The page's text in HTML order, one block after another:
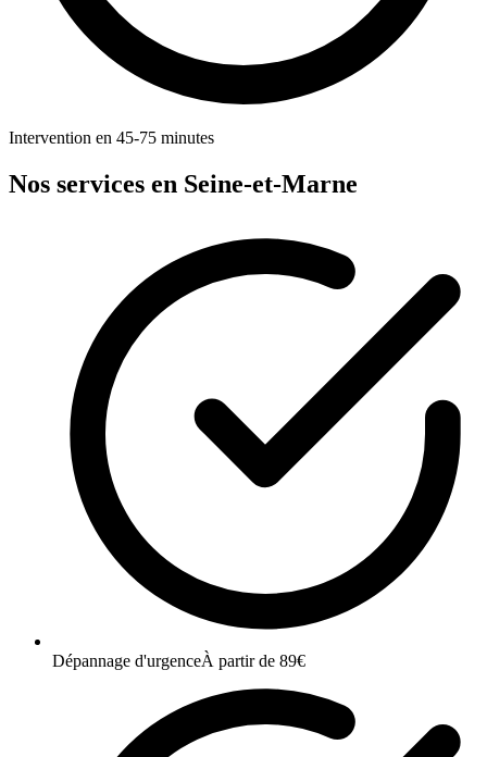
Intervention en 45-75 minutes
Nos services en Seine-et-Marne
Dépannage d'urgenceÀ partir de 89€